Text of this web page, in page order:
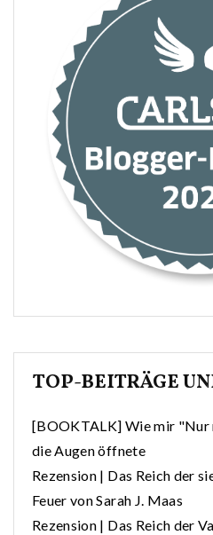
TOP-BEITRÄGE
[BOOKTALK] Wie mir "Nur
die Augen öffnete
Rezension | Das Reich der
Feuer von Sarah J. Maas
Rezension | Das Reich der